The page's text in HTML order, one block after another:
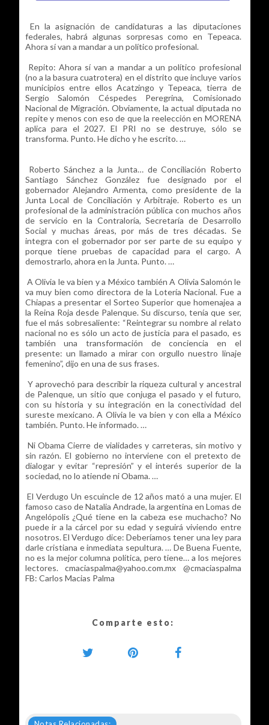
En la asignación de candidaturas a las diputaciones
federales, habrá algunas sorpresas como en Tepeaca.
Ahora sí van a mandar a un político profesional.
Repito: Ahora sí van a mandar a un político profesional
(no a la basura cuatrotera) en el distrito que incluye varios
municipios entre ellos Acatzingo y Tepeaca, tierra de
Sergio Salomón Céspedes Peregrina, Comisionado
Nacional de Migración. Obviamente, la actual diputada no
repite y menos con eso de que la reelección en MORENA
aplica para el 2027. El PRI no se destruye, sólo se
transforma. Punto. He dicho y he escrito. …
Roberto Sánchez a la Junta… de Conciliación Roberto
Santiago Sánchez González fue designado por el
gobernador Alejandro Armenta, como presidente de la
Junta Local de Conciliación y Arbitraje. Roberto es un
profesional de la administración pública con muchos años
de servicio en la Contraloría, Secretaría de Desarrollo
Social y muchas áreas, por más de tres décadas. Se
integra con el gobernador por ser parte de su equipo y
porque tiene pruebas de capacidad para el cargo. A
demostrarlo, ahora en la Junta. Punto. …
A Olivia le va bien y a México también A Olivia Salomón le
va muy bien como directora de la Lotería Nacional. Fue a
Chiapas a presentar el Sorteo Superior que homenajea a
la Reina Roja desde Palenque. Su discurso, tenía que ser,
fue el más sobresaliente: “Reintegrar su nombre al relato
nacional no es sólo un acto de justicia para el pasado, es
también una transformación de conciencia en el
presente: un llamado a mirar con orgullo nuestro linaje
femenino”, dijo en una de sus frases.
Y aprovechó para describir la riqueza cultural y ancestral
de Palenque, un sitio que conjuga el pasado y el futuro,
con su historia y su integración en la conectividad del
sureste mexicano. A Olivia le va bien y con ella a México
también. Punto. He informado. …
Ni Obama Cierre de vialidades y carreteras, sin motivo y
sin razón. El gobierno no interviene con el pretexto de
dialogar y evitar “represión” y el interés superior de la
sociedad, no lo atiende ni Obama. …
El Verdugo Un escuincle de 12 años mató a una mujer. El
famoso caso de Natalia Andrade, la argentina en Lomas de
Angelópolis ¿Qué tiene en la cabeza ese muchacho? No
puede ir a la cárcel por su edad y seguirá viviendo entre
nosotros. El Verdugo dice: Deberíamos tener una ley para
darle cristiana e inmediata sepultura. … De Buena Fuente,
no es la mejor columna política, pero tiene… a los mejores
lectores. cmaciaspalma@yahoo.com.mx @cmaciaspalma
FB: Carlos Macias Palma
Comparte esto: